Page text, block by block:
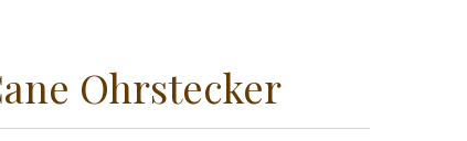
Ohrstecker